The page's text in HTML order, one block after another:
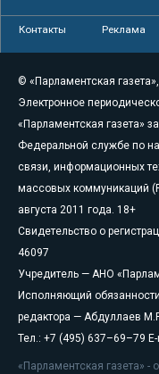
Контакты Реклама
© «Парламентская
Электронное
«Парламентская газета»
Федеральной службе по
связи, информационных
массовых коммуникаций
августа 2011 года. 18+
Свидетельство о
46097
Учредитель — АНО
Исполняющий
редактора — Абдуллаев
Тел.: +7 (495) 637–69–79
«Парламентская газета»